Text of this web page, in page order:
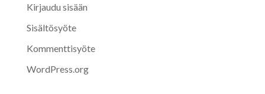
Kirjaudu sisään
Sisältösyöte
Kommenttisyöte
WordPress.org